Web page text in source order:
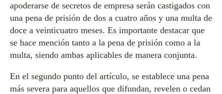
apoderarse de secretos de empresa serán castigados con
una pena de prisión de dos a cuatro años y una multa de
doce a veinticuatro meses. Es importante destacar que
se hace mención tanto a la pena de prisión como a la
multa, siendo ambas aplicables de manera conjunta.
En el segundo punto del artículo, se establece una pena
más severa para aquellos que difundan, revelen o cedan